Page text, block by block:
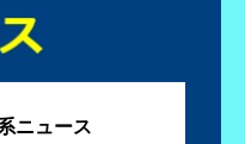
ニュース